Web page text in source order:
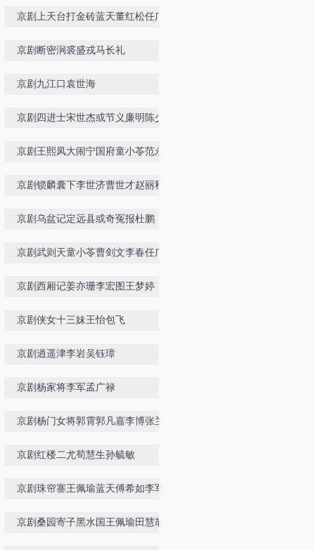
京剧上天台打金砖蓝天董红松任广平
京剧断密涧裘盛戎马长礼
京剧九江口袁世海
京剧四进士宋世杰或节义廉明陈少云
京剧王熙凤大闹宁国府童小苓范永亮
京剧锁麟囊下李世济曹世才赵丽秋闵
京剧乌盆记定远县或奇冤报杜鹏
京剧武则天童小苓曹剑文李春任广平
京剧西厢记姜亦珊李宏图王梦婷
京剧侠女十三妹王怡包飞
京剧逍遥津李岩吴钰璋
京剧杨家将李军孟广禄
京剧杨门女将郭霄郭凡嘉李博张兰马
京剧红楼二尤荀慧生孙毓敏
京剧珠帘寨王佩瑜蓝天傅希如李军
京剧桑园寄子黑水国王佩瑜田慧胡彦